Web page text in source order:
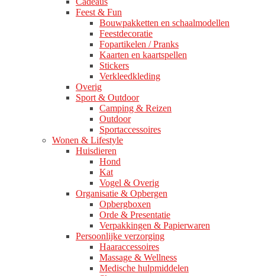
Feest & Fun
Bouwpakketten en schaalmodellen
Feestdecoratie
Fopartikelen / Pranks
Kaarten en kaartspellen
Stickers
Verkleedkleding
Overig
Sport & Outdoor
Camping & Reizen
Outdoor
Sportaccessoires
Wonen & Lifestyle
Huisdieren
Hond
Kat
Vogel & Overig
Organisatie & Opbergen
Opbergboxen
Orde & Presentatie
Verpakkingen & Papierwaren
Persoonlijke verzorging
Haaraccessoires
Massage & Wellness
Medische hulpmiddelen